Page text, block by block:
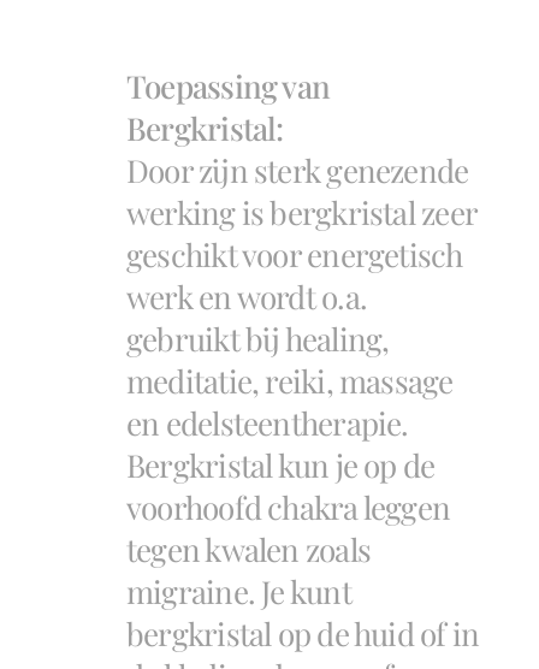
Toepassing van
Bergkristal:
Door zijn sterk genezende
werking is bergkristal zeer
geschikt voor energetisch
werk en wordt o.a.
gebruikt bij healing,
meditatie, reiki, massage
en edelsteentherapie.
Bergkristal kun je op de
voorhoofd chakra leggen
tegen kwalen zoals
migraine. Je kunt
bergkristal op de huid of in